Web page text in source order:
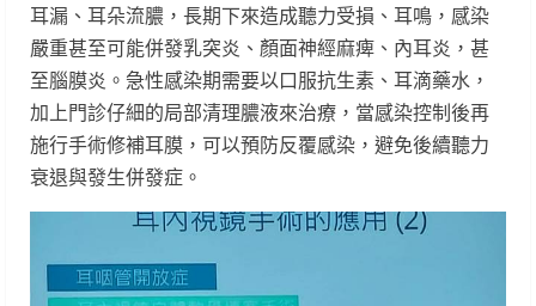
耳漏、耳朵流膿，長期下來造成聽力受損、耳鳴，感染
嚴重甚至可能併發乳突炎、顏面神經麻痺、內耳炎，甚
至腦膜炎。急性感染期需要以口服抗生素、耳滴藥水，
加上門診仔細的局部清理膿液來治療，當感染控制後再
施行手術修補耳膜，可以預防反覆感染，避免後續聽力
衰退與發生併發症。